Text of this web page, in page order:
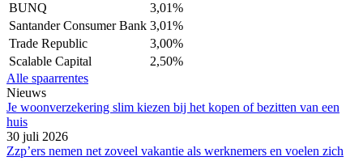
BUNQ
3,01%
Santander Consumer Bank 3,01%
Trade Republic
3,00%
Scalable Capital
2,50%
Alle spaarrentes
Nieuws
Je woonverzekering slim kiezen bij het kopen of bezitten van een
huis
30 juli 2026
Zzp’ers nemen net zoveel vakantie als werknemers en voelen zich